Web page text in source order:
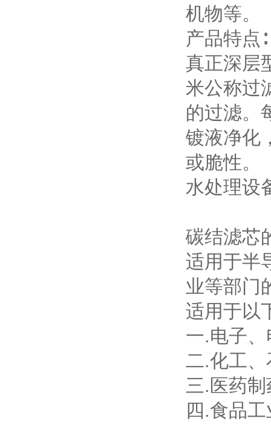
机物等。
产品特点∶
真正深层
米公称过
的过滤。
镀液净化
或脆性。
水处理设
碳结滤芯
适用于半
业等部门
适用于以
一.电子
二.化工
三.医药
四.食品